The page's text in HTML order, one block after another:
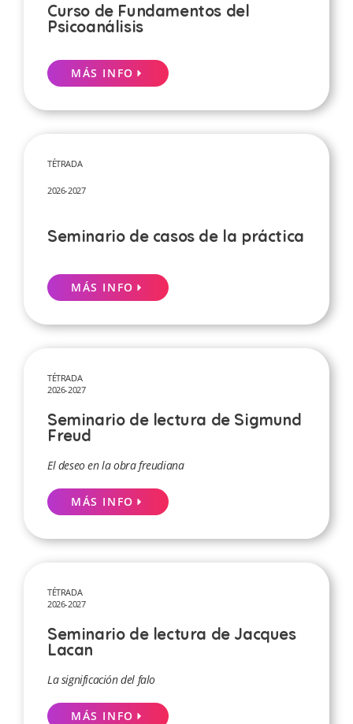
Curso de Fundamentos del
Psicoanálisis
MÁS INFO
TÉTRADA
2026-2027
Seminario de casos de la práctica
MÁS INFO
TÉTRADA
2026-2027
Seminario de lectura de Sigmund
Freud
El deseo en la obra freudiana
MÁS INFO
TÉTRADA
2026-2027
Seminario de lectura de Jacques
Lacan
La significación del falo
MÁS INFO